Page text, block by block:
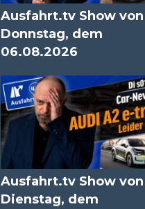
Ausfahrt.tv Show von
Donnstag, dem
06.08.2026
Ausfahrt.tv Show von
Dienstag, dem